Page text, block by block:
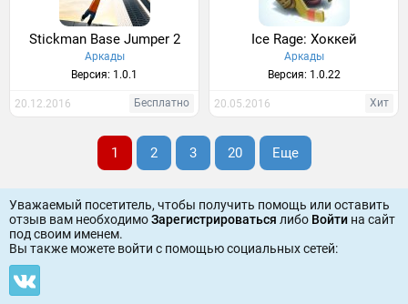
Stickman Base Jumper 2
Аркады
Версия: 1.0.1
20.12.2016 Бесплатно
Ice Rage: Хоккей
Аркады
Версия: 1.0.22
20.05.2016 Хит
1 2 3 20 Еще
Уважаемый посетитель, чтобы получить помощь или оставить
отзыв вам необходимоЗарегистрироваться либо Войти на сайт
под своим именем.
Вы также можете войти c помощью социальных сетей: